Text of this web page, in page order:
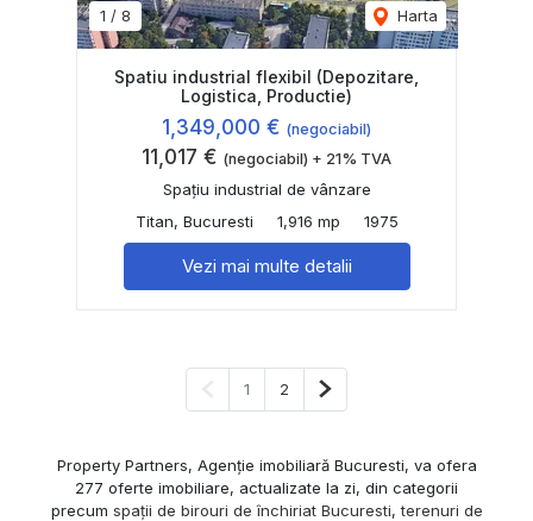
1 / 8 Harta
Spatiu industrial flexibil (Depozitare,
Logistica, Productie)
1,349,000 € (negociabil)
11,017 € (negociabil) + 21% TVA
Spațiu industrial de vânzare
Titan, Bucuresti
1,916 mp 1975
Vezi mai multe detalii
Pagina anterioară
1 2 Pagina următoare
Property Partners, Agenție imobiliară Bucuresti, va ofera
277 oferte imobiliare, actualizate la zi, din categorii
precum spații de birouri de închiriat Bucuresti,terenuri de